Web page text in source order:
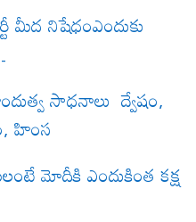
మీద నిషేధంఎందుకు
సాధనాలు ద్వేషం,
హింస
మోదీకి ఎందుకింత కక్ష